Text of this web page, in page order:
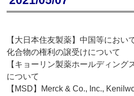
【大日本住友製薬】中国等におい
化合物の権利の譲受けについて
【キョーリン製薬ホールディング
について
【MSD】Merck & Co., Inc.,